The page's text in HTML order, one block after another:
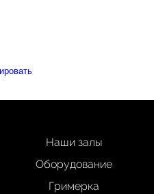
Наши залы
Оборудование
Гримерка